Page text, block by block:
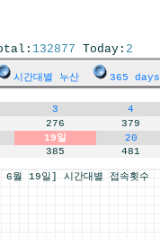
132877 Today: 2
시간대별 누산 365 days
3 4
276 379
19일 20
385 481
일] 시간대별 접속횟수